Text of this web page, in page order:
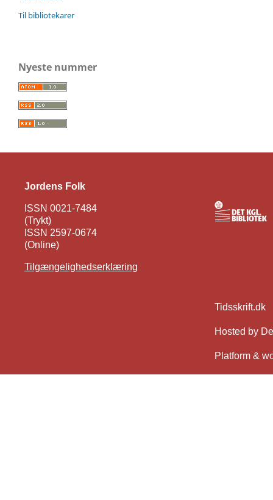
Til bibliotekarer
Nyeste nummer
Jordens Folk
ISSN 0021-7484
(Trykt)
ISSN 2597-0674
(Online)
Tilgængelighedserklæring